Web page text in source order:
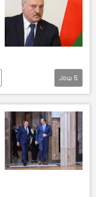
мир
Још 5